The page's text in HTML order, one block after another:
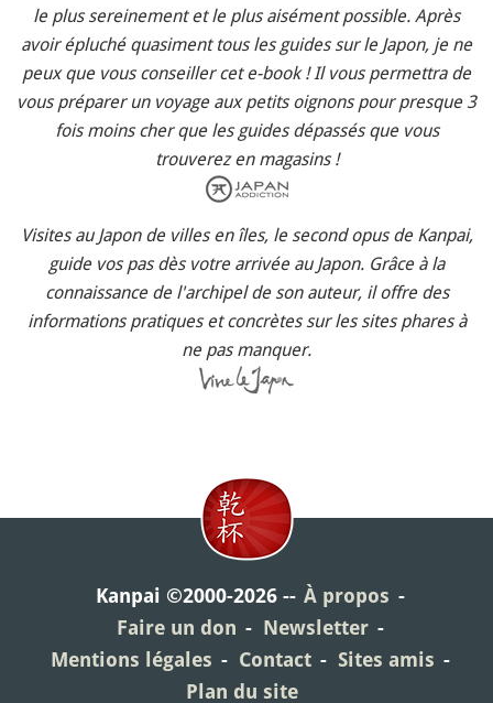
le plus sereinement et le plus aisément possible. Après
avoir épluché quasiment tous les guides sur le Japon, je ne
peux que vous conseiller cet e-book ! Il vous permettra de
vous préparer un voyage aux petits oignons pour presque 3
fois moins cher que les guides dépassés que vous
trouverez en magasins !
Visites au Japon de villes en îles, le second opus de Kanpai,
guide vos pas dès votre arrivée au Japon. Grâce à la
connaissance de l'archipel de son auteur, il offre des
informations pratiques et concrètes sur les sites phares à
ne pas manquer.
Kanpai ©2000-2026
À propos
Faire un don
Newsletter
Mentions légales
Contact
Sites amis
Plan du site